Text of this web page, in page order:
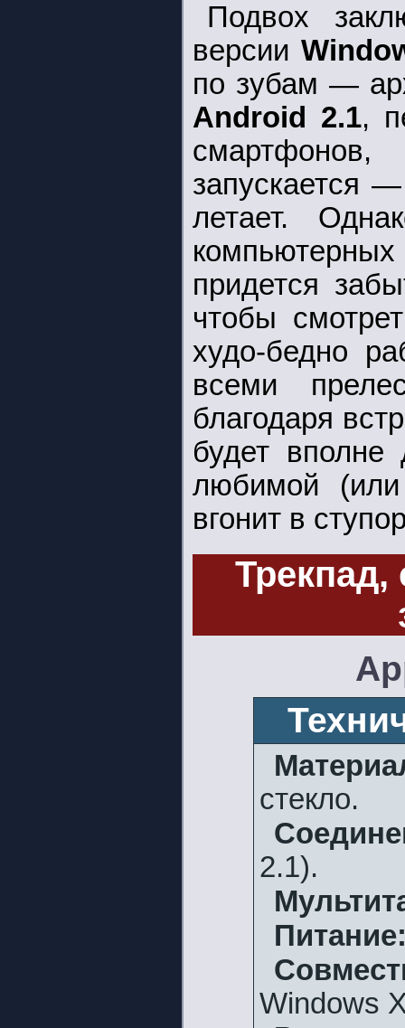
Подвох
версии
по зубам —
Android 2.1,
запускается
летает.
компьютерных
придется
чтобы
худо-бедно
всеми
благодаря
будет вполне
любимой (или
вгонит в
стекло.
2.1).
Windows